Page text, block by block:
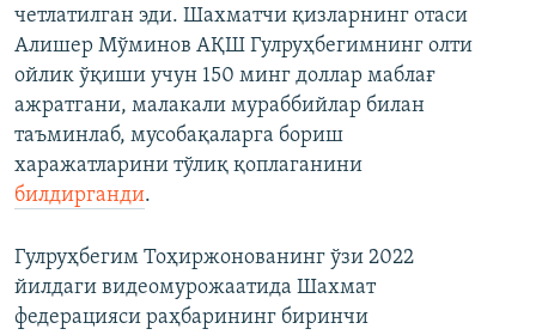
четлатилган эди. Шахматчи қизларнинг отаси
Алишер Мўминов АҚШ Гулруҳбегимнинг олти
ойлик ўқиши учун 150 минг доллар маблағ
ажратгани, малакали мураббийлар билан
таъминлаб, мусобақаларга бориш
харажатларини тўлиқ қоплаганини
билдирганди.
Гулруҳбегим Тоҳиржонованинг ўзи 2022
йилдаги видеомурожаатида Шахмат
федерацияси раҳбарининг биринчи